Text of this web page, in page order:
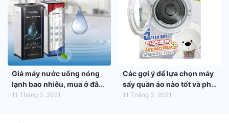
Giá máy nước uống nóng
lạnh bao nhiêu, mua ở đâu
tốt nhất?
11 Tháng 3, 2021
Các gợi ý để lựa chọn máy
sấy quần áo nào tốt và phù
hợp nhất với gia đình bạn
11 Tháng 3, 2021